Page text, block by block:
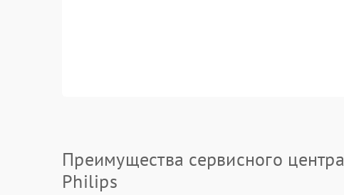
Преимущества сервисного центра
Philips